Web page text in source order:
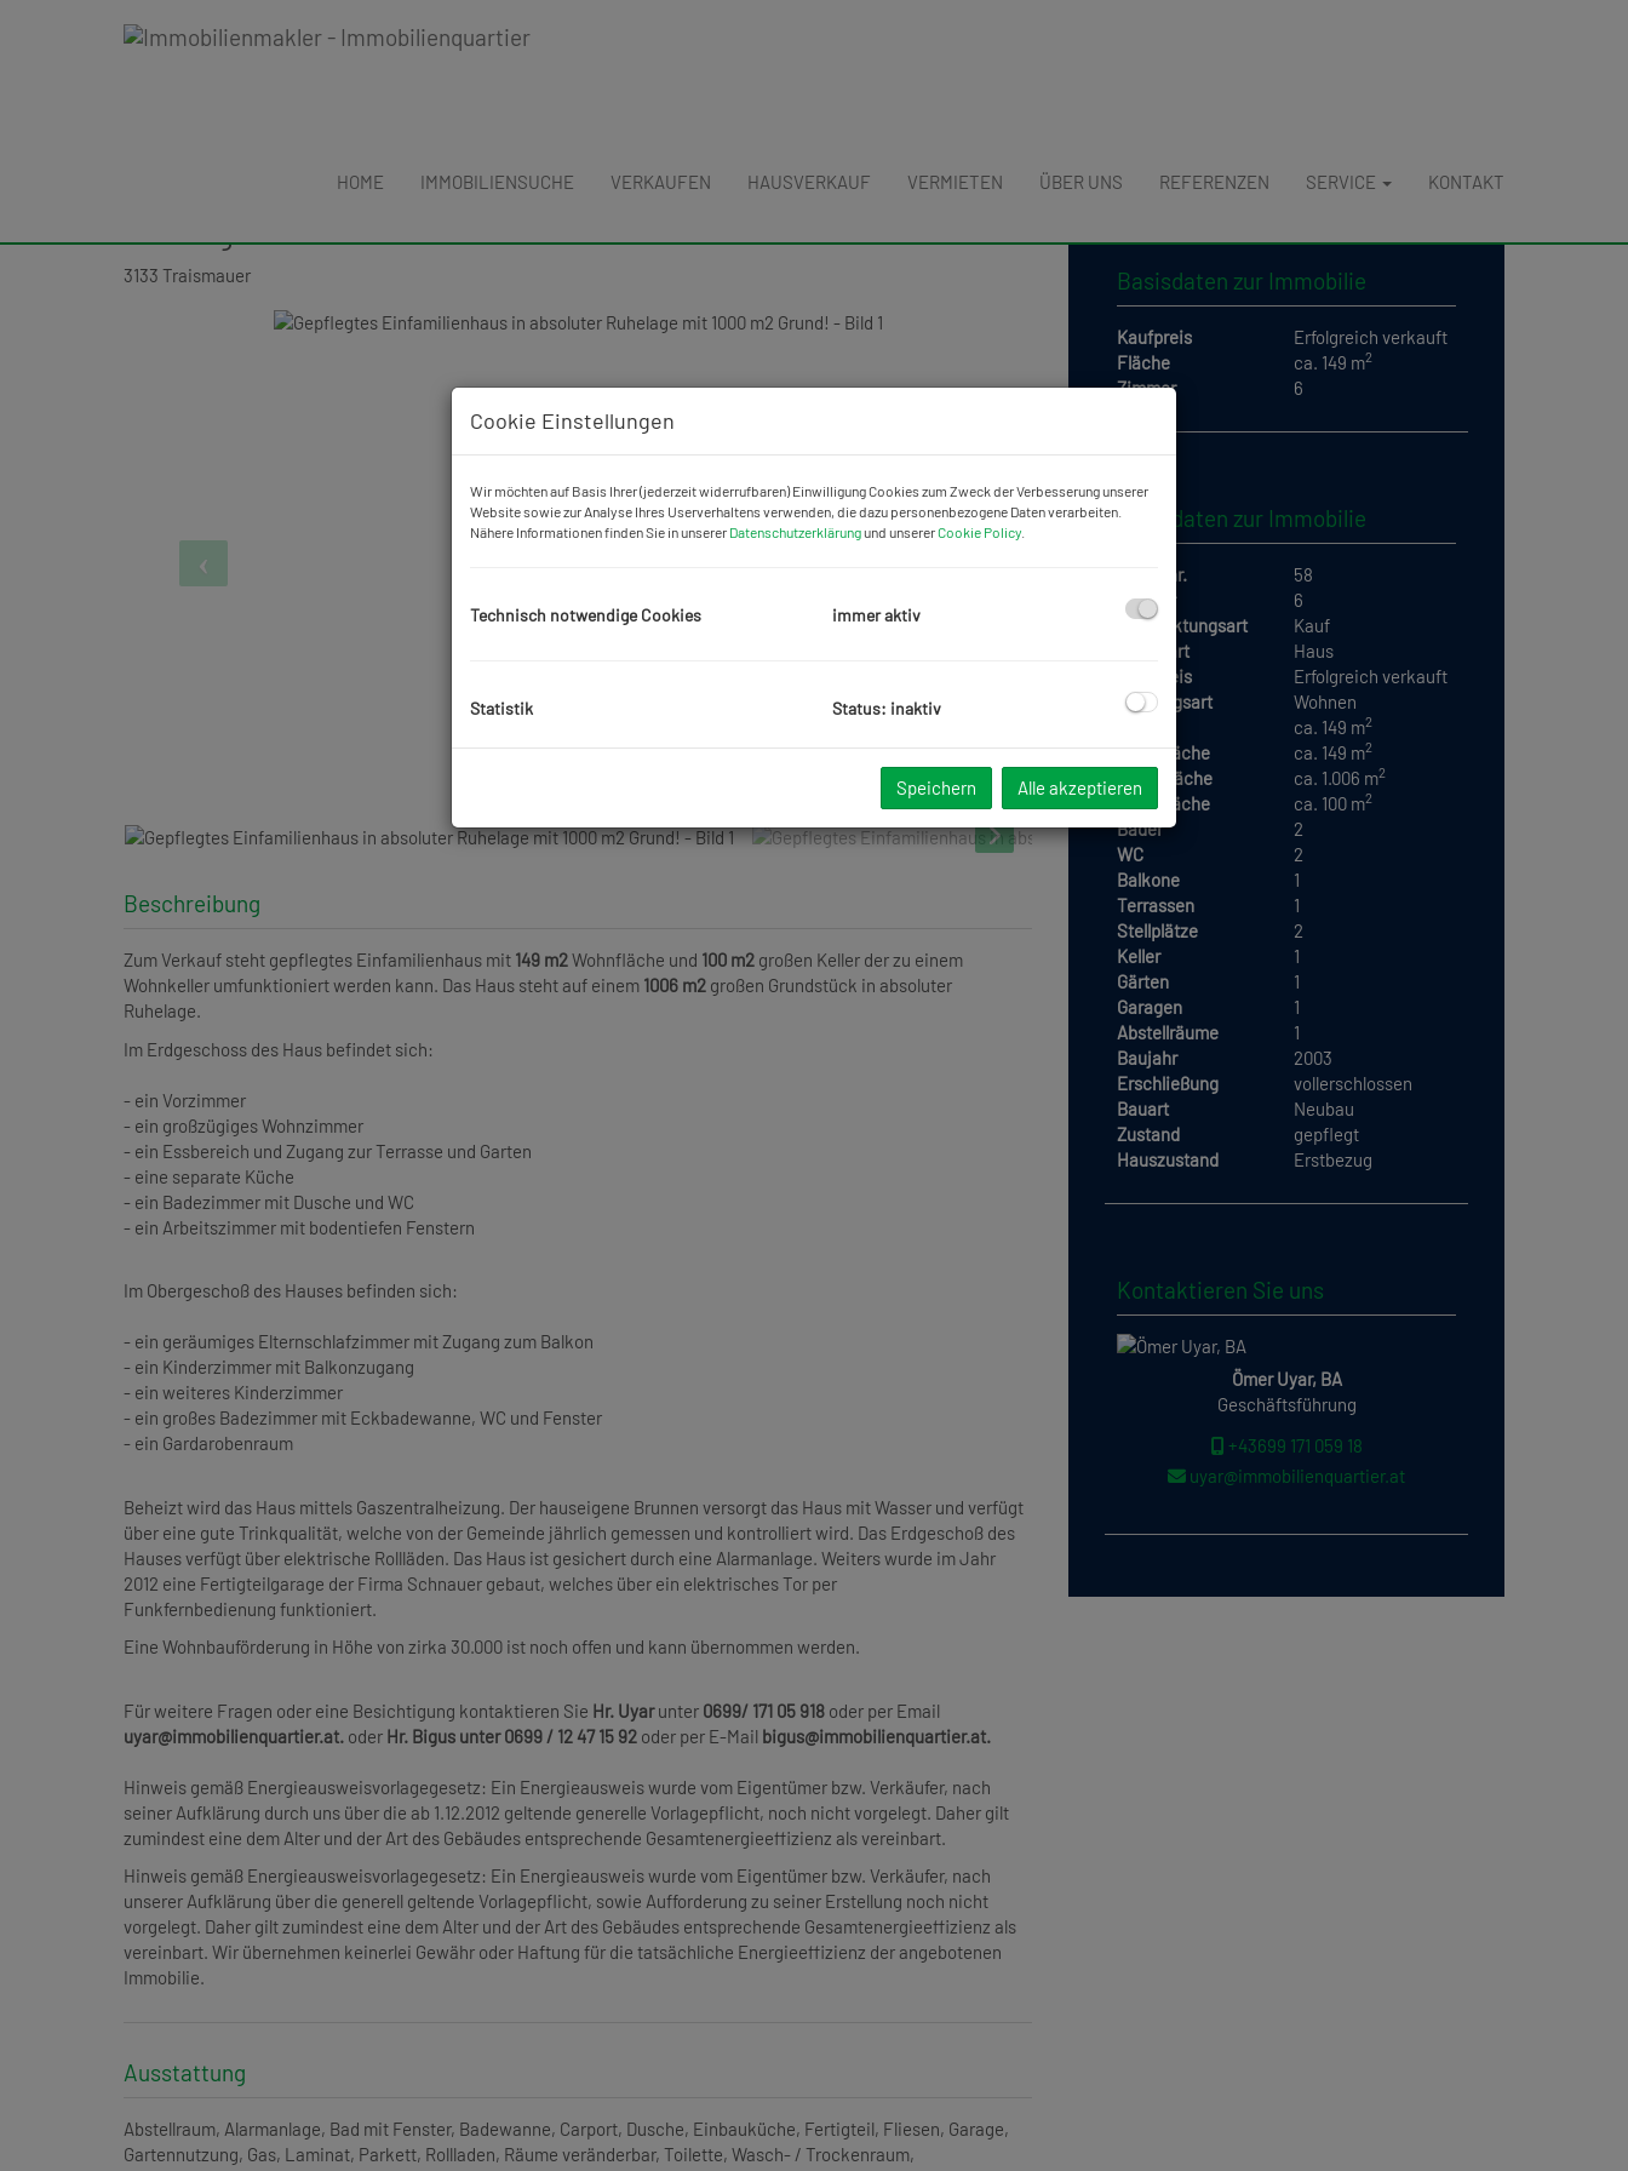
HOME IMMOBILIENSUCHE VERKAUFEN HAUSVERKAUF VERMIETEN ÜBER UNS REFERENZEN SERVICE KONTAKT
Erfolgreich verkauft: Gepflegtes Einfamilienhaus in absoluter
3133 Traismauer
Beschreibung
Zum Verkauf steht gepflegtes Einfamilienhaus mit 149 m2Wohnfläche und 100 m2 großen Keller der zu einem
Wohnkeller umfunktioniert werden kann. Das Haus steht auf einem 1006 m2 großen Grundstück in absoluter
Ruhelage.
Im Erdgeschoss des Haus befindet sich:
- ein Vorzimmer
- ein großzügiges Wohnzimmer
- ein Essbereich und Zugang zur Terrasse und Garten
- eine separate Küche
- ein Badezimmer mit Dusche und WC
- ein Arbeitszimmer mit bodentiefen Fenstern
Im Obergeschoß des Hauses befinden sich:
- ein geräumiges Elternschlafzimmer mit Zugang zum Balkon
- ein Kinderzimmer mit Balkonzugang
- ein weiteres Kinderzimmer
- ein großes Badezimmer mit Eckbadewanne, WC und Fenster
- ein Gardarobenraum
Beheizt wird das Haus mittels Gaszentralheizung. Der hauseigene Brunnen versorgt das Haus mit Wasser und verfügt
über eine gute Trinkqualität, welche von der Gemeinde jährlich gemessen und kontrolliert wird. Das Erdgeschoß des
Hauses verfügt über elektrische Rollläden. Das Haus ist gesichert durch eine Alarmanlage. Weiters wurde im Jahr
2012 eine Fertigteilgarage der Firma Schnauer gebaut, welches über ein elektrisches Tor per
Funkfernbedienung funktioniert.
Eine Wohnbauförderung in Höhe von zirka 30.000 ist noch offen und kann übernommen werden.
Für weitere Fragen oder eine Besichtigung kontaktieren Sie Hr. Uyarunter 0699/ 171 05 918 oder per Email
uyar@immobilienquartier.at. oder Hr. Bigus unter 0699 / 12 47 15 92 oder per E-Mail bigus@immobilienquartier.at.
Hinweis gemäß Energieausweisvorlagegesetz: Ein Energieausweis wurde vom Eigentümer bzw. Verkäufer, nach
seiner Aufklärung durch uns über die ab 1.12.2012 geltende generelle Vorlagepflicht, noch nicht vorgelegt. Daher gilt
zumindest eine dem Alter und der Art des Gebäudes entsprechende Gesamtenergieeffizienz als vereinbart.
Hinweis gemäß Energieausweisvorlagegesetz: Ein Energieausweis wurde vom Eigentümer bzw. Verkäufer, nach
unserer Aufklärung über die generell geltende Vorlagepflicht, sowie Aufforderung zu seiner Erstellung noch nicht
vorgelegt. Daher gilt zumindest eine dem Alter und der Art des Gebäudes entsprechende Gesamtenergieeffizienz als
vereinbart. Wir übernehmen keinerlei Gewähr oder Haftung für die tatsächliche Energieeffizienz der angebotenen
Immobilie.
Ausstattung
Abstellraum Alarmanlage Bad mit Fenster Badewanne Carport Dusche Einbauküche Fertigteil Fliesen Garage
Gartennutzung Gas Laminat Parkett Rollladen Räume veränderbar Toilette Wasch- / Trockenraum
Basisdaten zur Immobilie
Kaufpreis
Erfolgreich verkauft
Fläche
ca. 149 m2
Zimmer 6
Basisdaten zur Immobilie
Objektnr.
58
Zimmer
6
Vermarktungsart
Kauf
Objektart
Haus
Kaufpreis
Erfolgreich verkauft
Nutzungsart
Wohnen
ca. 149 m2
Wohnfläche ca. 149 m2
Grundfläche ca. 1.006 m2
Kellerfläche ca. 100 m2
Bäder
2
WC
2
Balkone
1
Terrassen
1
Stellplätze
2
Keller
1
Gärten
1
Garagen
1
Abstellräume
1
Baujahr
2003
Erschließung
vollerschlossen
Bauart
Neubau
Zustand
gepflegt
Hauszustand
Erstbezug
Kontaktieren Sie uns
Ömer Uyar, BA
Geschäftsführung
+43699 171 059 18
uyar@immobilienquartier.at
Cookie Einstellungen
Wir möchten auf Basis Ihrer (jederzeit widerrufbaren) Einwilligung Cookies zum Zweck der Verbesserung unserer
Website sowie zur Analyse Ihres Userverhaltens verwenden, die dazu personenbezogene Daten verarbeiten.
Nähere Informationen finden Sie in unserer Datenschutzerklärungund unsererCookie Policy
Technisch notwendige Cookies immer aktiv
Statistik Status: inaktiv
Speichern Alle akzeptieren